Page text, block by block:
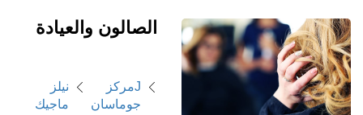
الصالون والعيادة
Jمركز
جوماسان
نيلز
ماجيك